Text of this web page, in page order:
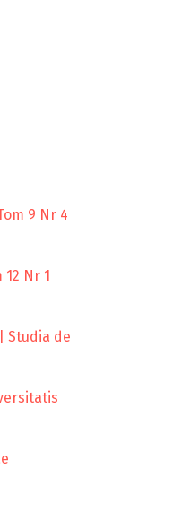
9 Nr 4
Nr 1
Studia de